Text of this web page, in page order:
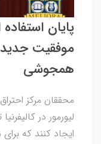
پایان
موفقیت جدید
همجوشی
محققان مرکز
لیورمور در
ایجاد کنند که